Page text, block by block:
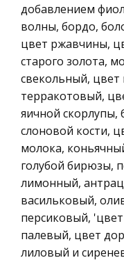
Физика
Теория
Компьютерные
Философия
России
Ценные бумаги
Гражданское
Трудовое
Первая отвечает
признаку
промышленности
прав. Вторая
актов, в которых
Дети из
Долгое время
деликатные,
тягостны и
насилия.
отзываются на
ГОСЫ для
"Гостиничный и
добавлением
волны, бордо,
цвет ржавчины,
старого золота,
свекольный,
терракотовый,
яичной
слоновой кости,
молока,
голубой бирюзы,
лимонный,
васильковый,
персиковый,
палевый, цвет
лиловый и